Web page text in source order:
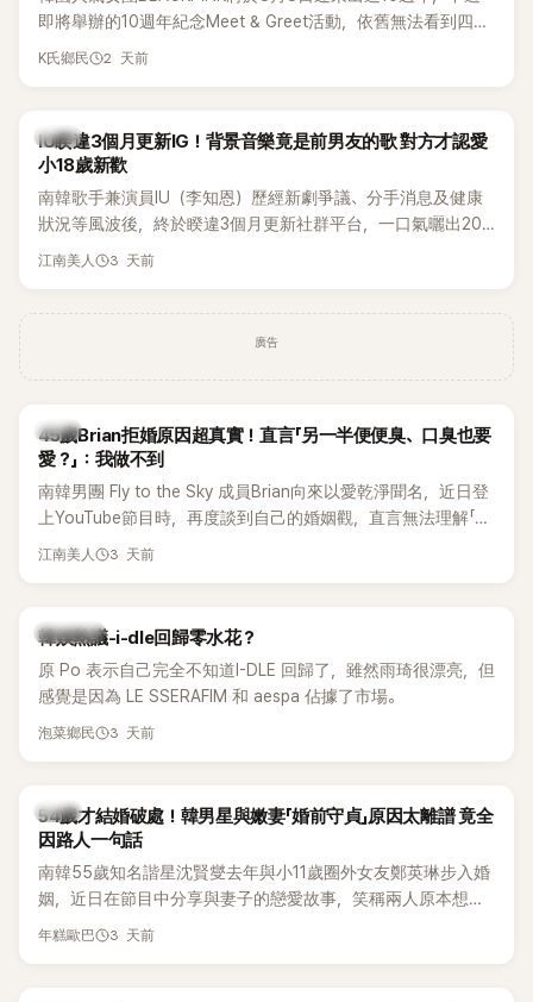
即將舉辦的10週年紀念Meet & Greet活動，依舊無法看到四人
合體。根據韓媒《MyDaily》7日報導，當天將由Jisoo（智秀）、
K氏鄉民 2 天前
韓星
IU睽違3個月更新IG！背景音樂竟是前男友的歌 對方才認愛
小18歲新歡
南韓歌手兼演員IU（李知恩）歷經新劇爭議、分手消息及健康
狀況等風波後，終於睽違3個月更新社群平台，一口氣曬出20
張近況照，讓大批粉絲又驚又喜。不過，比起照片本身，更引
江南美人 3 天前
廣告
韓星
45歲Brian拒婚原因超真實！直言「另一半便便臭、口臭也要
愛？」：我做不到
南韓男團 Fly to the Sky 成員Brian向來以愛乾淨聞名，近日登
上YouTube節目時，再度談到自己的婚姻觀，直言無法理解「連
另一半的口臭、便便臭都要愛」這種說法，更大方表明自己是不
江南美人 3 天前
熱議討論
韓娛熱議-i-dle回歸零水花？
原 Po 表示自己完全不知道I-DLE 回歸了，雖然雨琦很漂亮，但
感覺是因為 LE SSERAFIM 和 aespa 佔據了市場。
泡菜鄉民 3 天前
韓星
54歲才結婚破處！韓男星與嫩妻「婚前守貞」原因太離譜 竟全
因路人一句話
南韓55歲知名諧星沈賢燮去年與小11歲圈外女友鄭英琳步入婚
姻，近日在節目中分享與妻子的戀愛故事，笑稱兩人原本想享
受兩人世界，沒想到站在飯店門口時竟被路人認出，還一路替
年糕歐巴 3 天前